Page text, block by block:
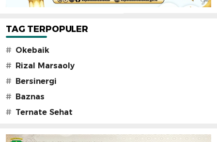
TAG TERPOPULER
# Okebaik
# Rizal Marsaoly
# Bersinergi
# Baznas
# Ternate Sehat